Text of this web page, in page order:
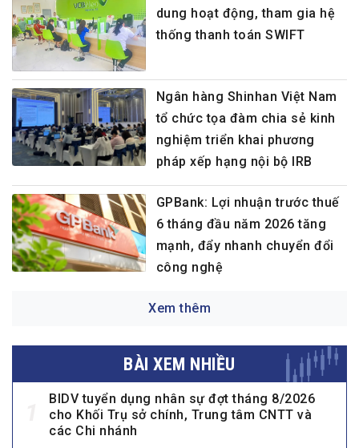
dung hoạt động, tham gia hệ
thống thanh toán SWIFT
Ngân hàng Shinhan Việt Nam
tổ chức tọa đàm chia sẻ kinh
nghiệm triển khai phương
pháp xếp hạng nội bộ IRB
GPBank: Lợi nhuận trước thuế
6 tháng đầu năm 2026 tăng
mạnh, đẩy nhanh chuyển đổi
công nghệ
Xem thêm
BÀI XEM NHIỀU
BIDV tuyển dụng nhân sự đợt tháng 8/2026
cho Khối Trụ sở chính, Trung tâm CNTT và
các Chi nhánh